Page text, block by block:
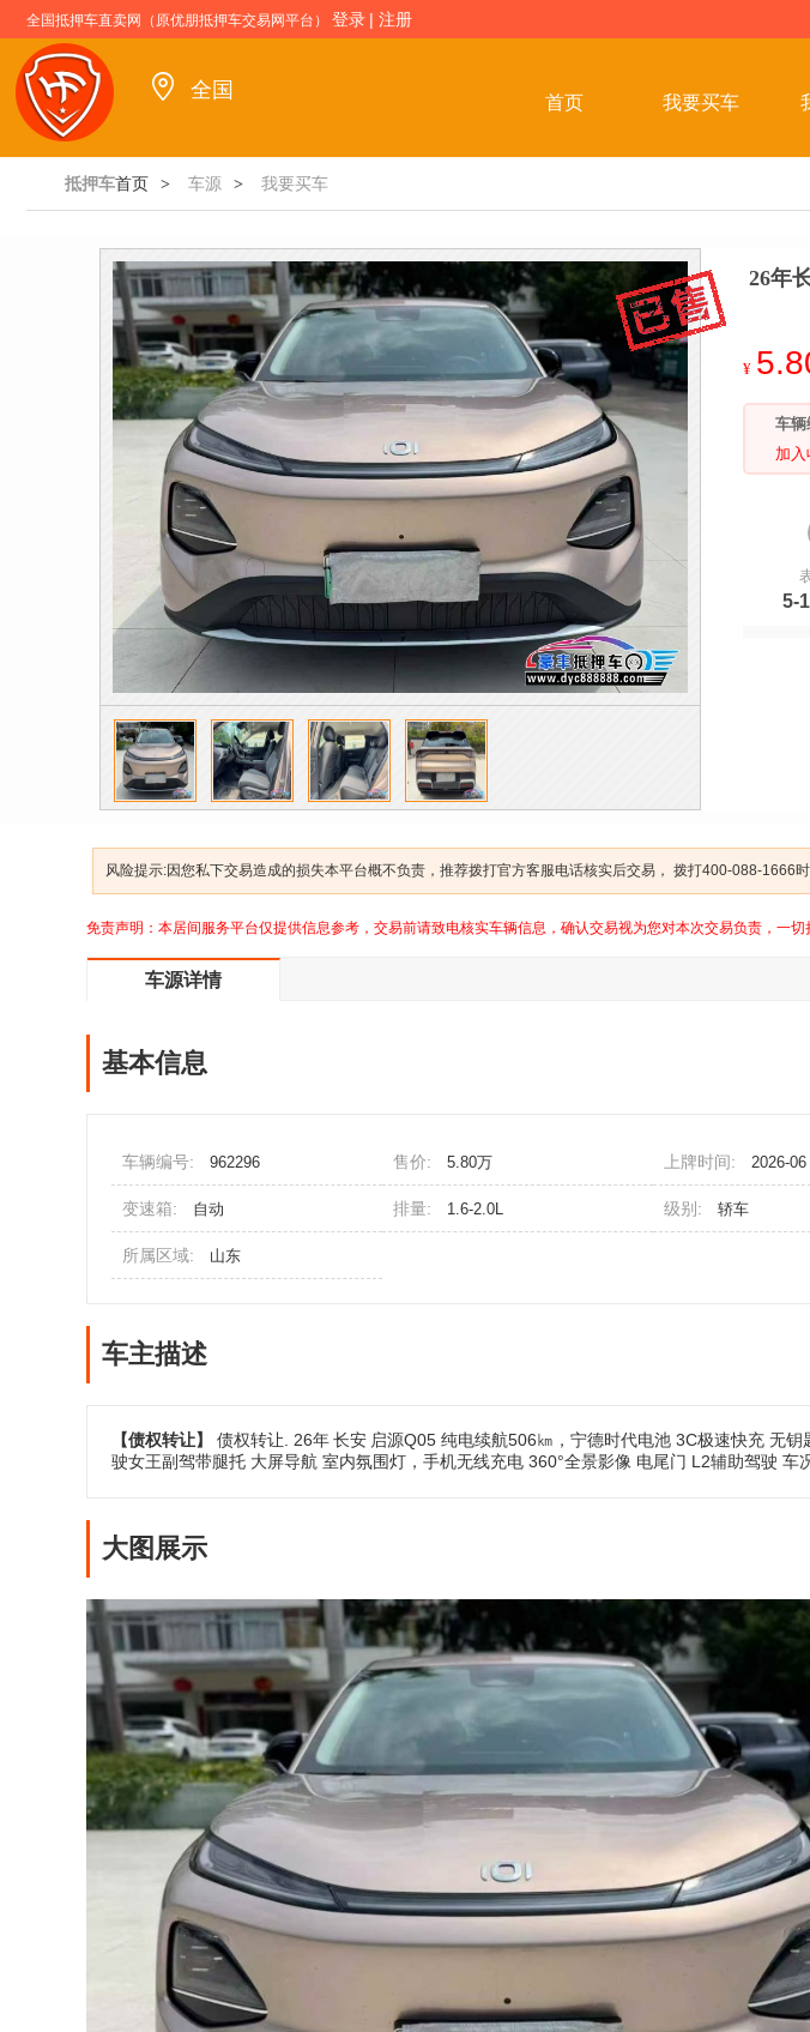
全国抵押车直卖网（原优朋抵押车交易网平台） 登录 | 注册
全国
首页 我要买车
抵押车首页 > 车源 > 我要买车
26年
¥
车辆
加
5-
风险提示:因您私下交易造成的损失本平台概不负责，推荐拨打官方客服电话核实后交易， 拨打400-088-1666
免责声明：本居间服务平台仅提供信息参考，交易前请致电核实车辆信息，确认交易视为您对本次交易负责，一
车源详情
基本信息
车辆编号: 962296 售价: 5.80万 上牌时间: 2026-06
变速箱: 自动 排量: 1.6-2.0L 级别: 轿车
所属区域: 山东
车主描述
【债权转让】 债权转让. 26年长安 启源Q05 纯电续航506㎞，宁德时代电池 3C极速快充 无钥
驶女王副驾带腿托 大屏导航 室内氛围灯，手机无线充电 360°全景影像 电尾门 L2辅助驾驶 车
大图展示